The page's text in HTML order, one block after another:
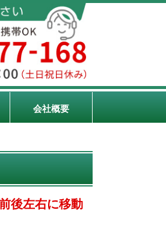
会社概要
後左右に移動